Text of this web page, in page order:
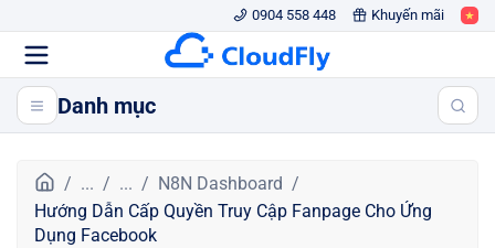
0904 558 448 Khuyến mãi
Danh mục
r
a
... ...
N8N Dashboard
Hướng Dẫn Cấp Quyền Truy Cập Fanpage Cho Ứng
Dụng Facebook